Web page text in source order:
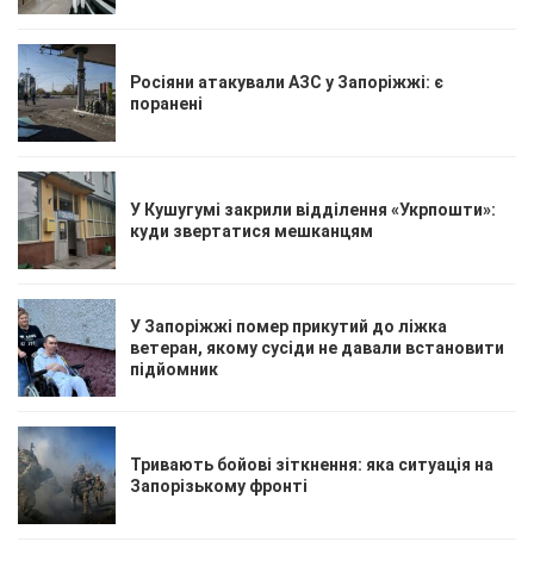
Росіяни атакували АЗС у Запоріжжі: є
поранені
У Кушугумі закрили відділення «Укрпошти»:
куди звертатися мешканцям
У Запоріжжі помер прикутий до ліжка
ветеран, якому сусіди не давали встановити
підйомник
Тривають бойові зіткнення: яка ситуація на
Запорізькому фронті